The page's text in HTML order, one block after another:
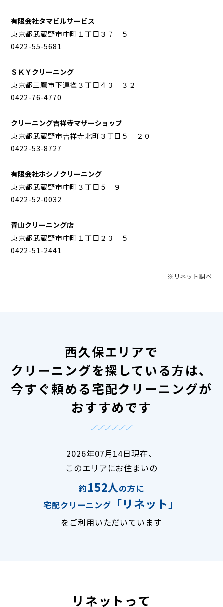
有限会社タマビルサービス
東京都武蔵野市中町１丁目３７－５
0422-55-5681
ＳＫＹクリーニング
東京都三鷹市下連雀３丁目４３－３２
0422-76-4770
クリーニング吉祥寺マザーショップ
東京都武蔵野市吉祥寺北町３丁目５－２０
0422-53-8727
有限会社ホシノクリーニング
東京都武蔵野市中町３丁目５－９
0422-52-0032
青山クリーニング店
東京都武蔵野市中町１丁目２３－５
0422-51-2441
※リネット調べ
西久保エリアで
クリーニングを探している方は、
今すぐ頼める宅配クリーニングが
おすすめです
2026年07月14日現在、
このエリアにお住まいの
約152人の方に
宅配クリーニング
「リネット」
をご利用いただいています
リネットって